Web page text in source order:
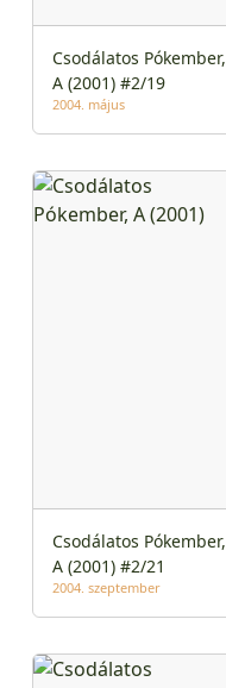
Csodálatos Pókember,
A (2001) #2/19
2004. május
Csodálatos Pókember,
A (2001) #2/21
2004. szeptember